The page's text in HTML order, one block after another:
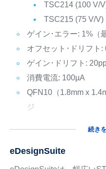
TSC214 (100 V/
TSC215 (75 V/V)
ゲイン･エラー: 1%（
オフセット･ドリフト:
ゲイン･ドリフト:
消費電流: 100µA
QFN10（1.8mm x
ジ
続き
eDesignSuite